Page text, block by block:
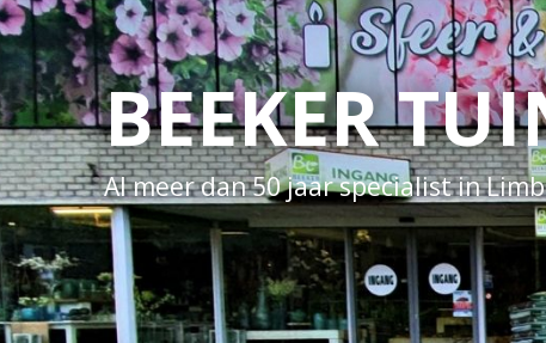
BEEKER
Al meer dan 50 jaar specialist in